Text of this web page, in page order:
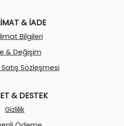
& İADE
Bilgileri
& Değişim
Sözleşmesi
& DESTEK
Gizlilik